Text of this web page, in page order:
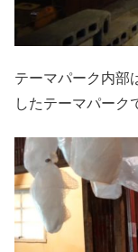
テーマパーク内部
したテーマパーク